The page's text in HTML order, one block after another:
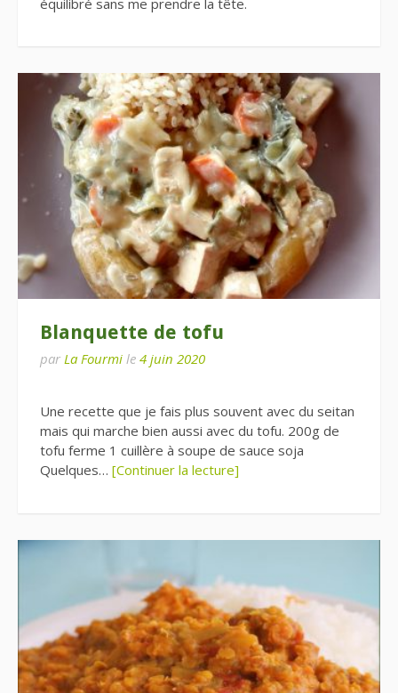
Blanquette de tofu
par La Fourmi le 4 juin 2020
Une recette que je fais plus souvent avec du seitan
mais qui marche bien aussi avec du tofu. 200g de
tofu ferme 1 cuillère à soupe de sauce soja
Quelques… [Continuer la lecture]